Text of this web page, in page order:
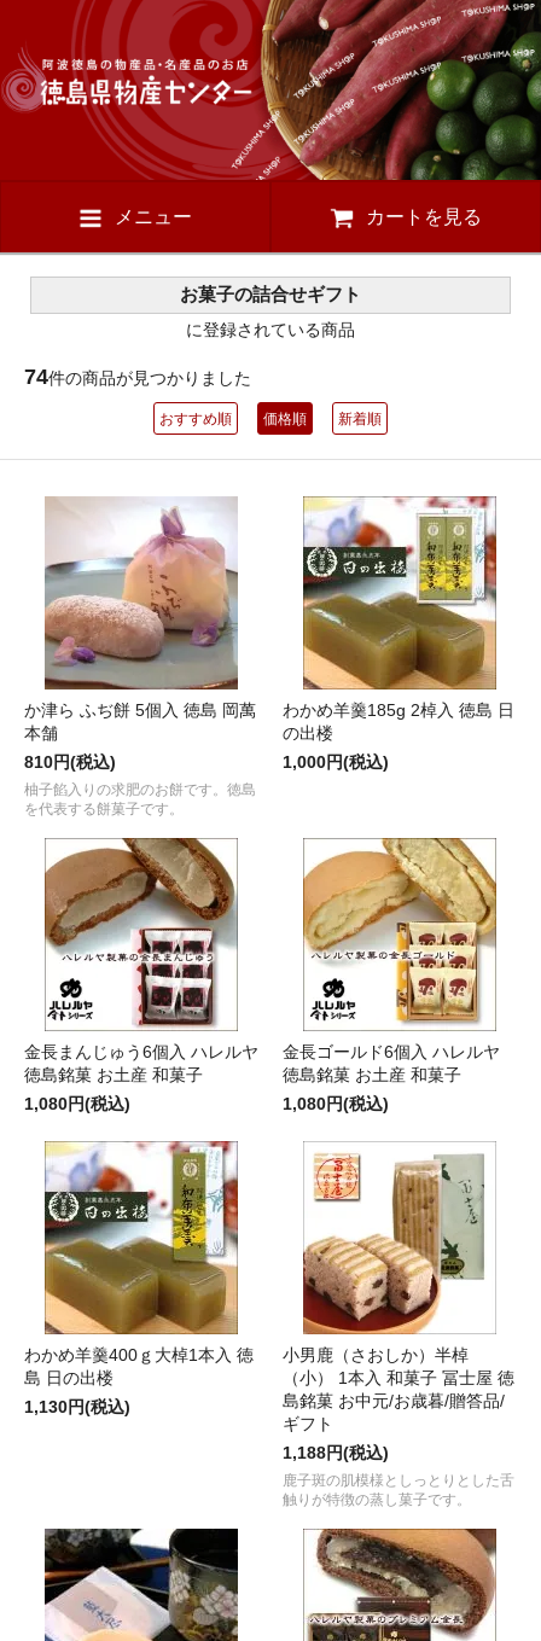
メニュー カートを見る
お菓子の詰合せギフト
に登録されている商品
74件の商品が見つかりました
おすすめ順 価格順 新着順
か津ら ふぢ餅 5個入 徳島 岡萬
本舗
810円(税込)
柚子餡入りの求肥のお餅です。徳島
を代表する餅菓子です。
わかめ羊羹185g 2棹入 徳島 日
の出楼
1,000円(税込)
金長まんじゅう6個入 ハレルヤ
徳島銘菓 お土産 和菓子
1,080円(税込)
金長ゴールド6個入 ハレルヤ
徳島銘菓 お土産 和菓子
1,080円(税込)
わかめ羊羹400ｇ大棹1本入 徳
島 日の出楼
1,130円(税込)
小男鹿（さおしか）半棹
（小） 1本入 和菓子 冨士屋 徳
島銘菓 お中元/お歳暮/贈答品/
ギフト
1,188円(税込)
鹿子斑の肌模様としっとりとした舌
触りが特徴の蒸し菓子です。